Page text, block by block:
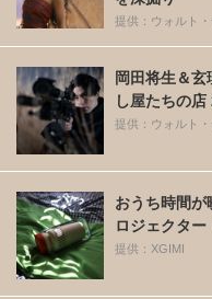
提供：ウォルト
岡田将生＆
し屋たちの
提供：ウォルト
おうち時間
ロジェクター
提供：XGIMI